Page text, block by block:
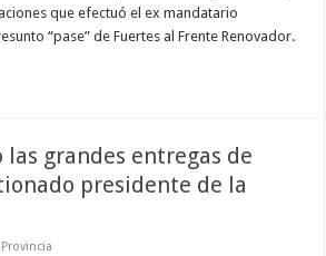
que efectuó el ex mandatario
“pase” de Fuertes al Frente Renovador.
grandes entregas de
presidente de la
Provincia